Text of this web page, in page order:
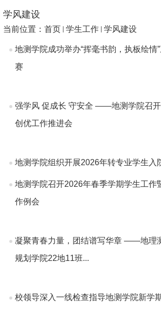
学风建设
当前位置： 首页 学生工作 学风建设
地测学院成功举办“挥毫书韵，执板绘情
赛
强学风 促成长 守安全 ——地测学院召
创优工作推进会
地测学院组织开展2026年转专业学生入
地测学院召开2026年春季学期学生工作
作例会
凝聚青春力量，团结谱写华章 ——地理
规划学院22地11班...
校领导深入一线检查指导地测学院新学